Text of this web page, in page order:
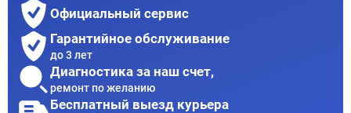
Официальный сервис
Гарантийное обслуживание
до 3 лет
Диагностика за наш счет,
ремонт по желанию
Бесплатный выезд курьера